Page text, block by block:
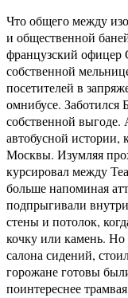
Что общего между
и общественной
французский офицер
собственной
посетителей в
омнибусе. Заботился
собственной выгоде.
автобусной истории,
Москвы. Изумляя
курсировал между
больше напоминая
подпрыгивали
стены и потолок,
кочку или камень.
салона сидений,
горожане готовы
поинтереснее